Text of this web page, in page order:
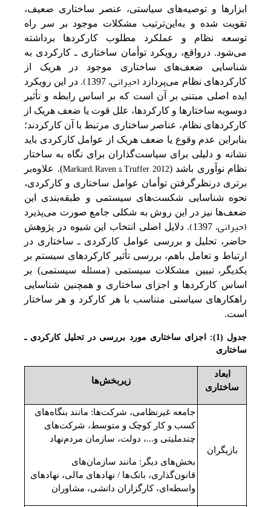
ابزارها و توصیه‌های سیاستی‌، عنصر ساختاری ضعیف،‌
تقویت‌ شده و به‌‌این‌‌ترتیب‌ مشکلات موجود بر سر راه
توسعه‌ نظام و عملکرد مطلوب کارکردها برداشته‌
می‌شود. درواقع، رویکرد توأمان ساختاری ـ کارکردی به
شناسایی ضعف‌های ساختاری موجود در هریک از
کارکردهای نظام می‌پردازد (حیرانی، 1397)
. در این رویکرد
ایده اصلی مبتنی بر آن است که بر اساس رابطه و تأثیر
دوسویه ساختارها و کارکردها، علل قوت یا ضعف هریک از
کارکردهای نظام، عناصر ساختاری مرتبط با آن کارکردند؛
بنابراین عدم وقوع یا ضعف هریک از عوامل کارکردی باید
نشانه و دلیلی برای سیاست‌گذاران برای نگاه به ساختار
نظام نوآوری باشد (Markard; Raven & Truffer, 2012). علاوه‌بر
برتری درنظرگرفتن توأمان عوامل ساختاری و کارکردی،
نحوه شناسایی شکست‌های سیستمی و طبقه‌بندی این
ضعف‌ها نیز در این روش به شکلی جامع صورت می‌پذیرد
(حیرانی، 1397)
. دلایل‌ اصلی‌ انتخاب این‌ شیوه در پژوهش
حاضر، تحلیل‌ و بررسی‌ عوامل‌ کارکردی ـ ساختاری در
ارتباط و تعامل‌ باهم‌، بررسی‌ تأثیر کارکردهای سیستم‌ بر
یکدیگر، تبیین‌ مشکلات سیستمی‌ (مسئله‌ سیستمی‌) بر
اساس کارکردها و اجزای ساختاری و همچنین‌ شناسایی‌
راهکارهای سیاستی‌ متناسب‌ با هر کارکرد و هر ساختار
است‌.
جدول (1): اجزای ساختاری مورد بررسی در تحلیل کارکردی ـ
ساختاری
ابعاد
ساختاری
زیربخش‌ها
بازیگران
جامعه غیرنظامی، شرکت‌ها: مانند بنگاه‌های
کسب و کار کوچک و متوسط، شرکت‌های
چندملیتی و...، دولت، سازمان مردم‌نهاد
بخش‌های دیگر: مانند سازمان‌های
قانون‌گذاری، بانک‌ها / نهادهای مالی، نهادهای
واسطه‌ای، کارگزاران دانشی، مشاوران